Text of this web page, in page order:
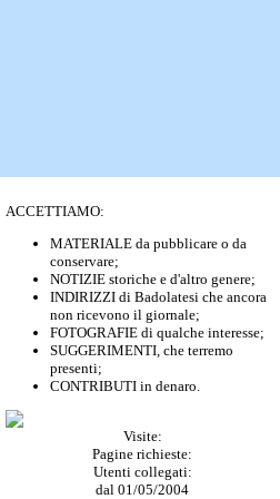
ACCETTIAMO:
MATERIALE da pubblicare o da
conservare;
NOTIZIE storiche e d'altro genere;
INDIRIZZI di Badolatesi che ancora
non ricevono il giornale;
FOTOGRAFIE di qualche interesse;
SUGGERIMENTI, che terremo
presenti;
CONTRIBUTI in denaro.
Visite:
Pagine richieste:
Utenti collegati:
dal 01/05/2004